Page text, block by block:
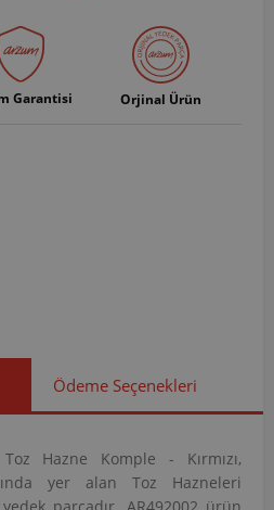
Garantisi Orjinal Ürün
Ödeme Seçenekleri
Hazne Komple - Kırmızı,
yer alan Toz Hazneleri